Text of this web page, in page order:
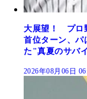
大展望！ プロ
首位ターン、パ
た"真夏のサバ
2026年08月06日